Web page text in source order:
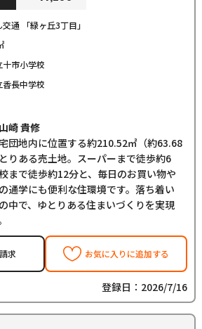
通 「緑ヶ丘3丁目」
市小学校
長中学校
崎 貴修
団地内に位置する約210.52㎡（約63.68
りある売土地。スーパーまで徒歩約6
まで徒歩約12分と、毎日のお買い物や
通学にも便利な住環境です。落ち着い
中で、ゆとりある住まいづくりを実現
求 お気に入りに追加する
登録日：2026/7/16